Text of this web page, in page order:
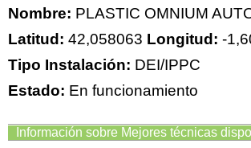
Nombre: PLASTIC OMNIUM
Latitud: 42,058063 Longitud: -
Tipo Instalación: DEI/IPPC
Estado: En funcionamiento
Información sobre Mejores técnicas